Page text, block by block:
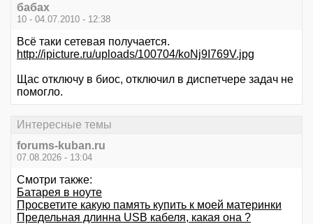
бабах
10 - 04.07.2010 - 12:38
Всё таки сетевая получается.
http://ipicture.ru/uploads/100704/koNj9I769V.jpg
Щас отключу в биос, отключил в диспетчере задач не
помогло.
Интересные темы
forums-kuban.ru
07.08.2026 - 13:04
Смотри также:
Батарея в ноуте
Просветите какую память купить к моей материнки
Предельная длинна USB кабеля, какая она ?